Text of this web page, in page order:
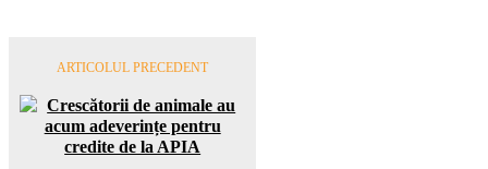
ARTICOLUL PRECEDENT